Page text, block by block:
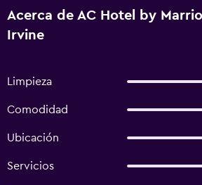
Acerca de AC Hotel by
Irvine
Limpieza
Comodidad
Ubicación
Servicios